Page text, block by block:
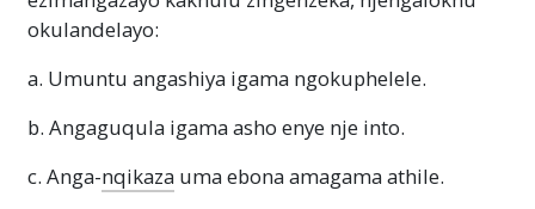
okulandelayo:
a. Umuntu angashiya igama ngokuphelele.
b. Angaguqula igama asho enye nje into.
c. Anga-nqikaza uma ebona amagama athile.